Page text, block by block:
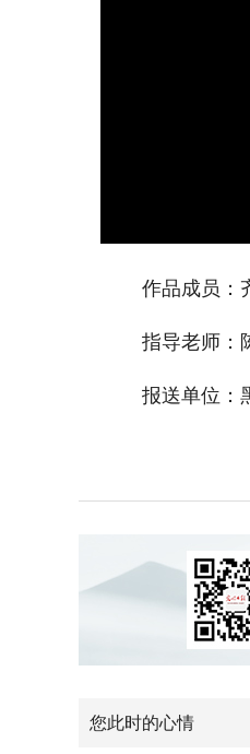
作品成员：
指导老师：
报送单位：
您此时的心情